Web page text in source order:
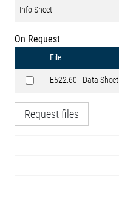
Info Sheet
On Request
File
E522.60 | Data Sheet
Request files